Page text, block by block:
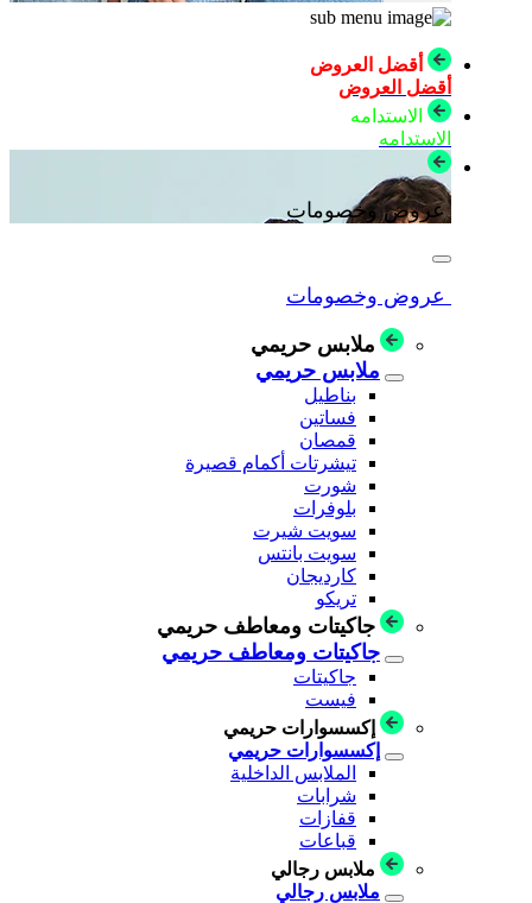
أقضل العروض
أقضل العروض
الاستدامه
الاستدامه
عروض وخصومات
عروض وخصومات
ملابس حريمي
ملابس حريمي
بناطيل
فساتين
قمصان
تيشرتات أكمام قصيرة
شورت
بلوفرات
سويت شيرت
سويت بانتس
كارديجان
تريكو
جاكيتات ومعاطف حريمي
جاكيتات ومعاطف حريمي
جاكيتات
فيست
إكسسوارات حريمي
إكسسوارات حريمي
الملابس الداخلية
شرابات
قفازات
قباعات
ملابس رجالي
ملابس رجالي